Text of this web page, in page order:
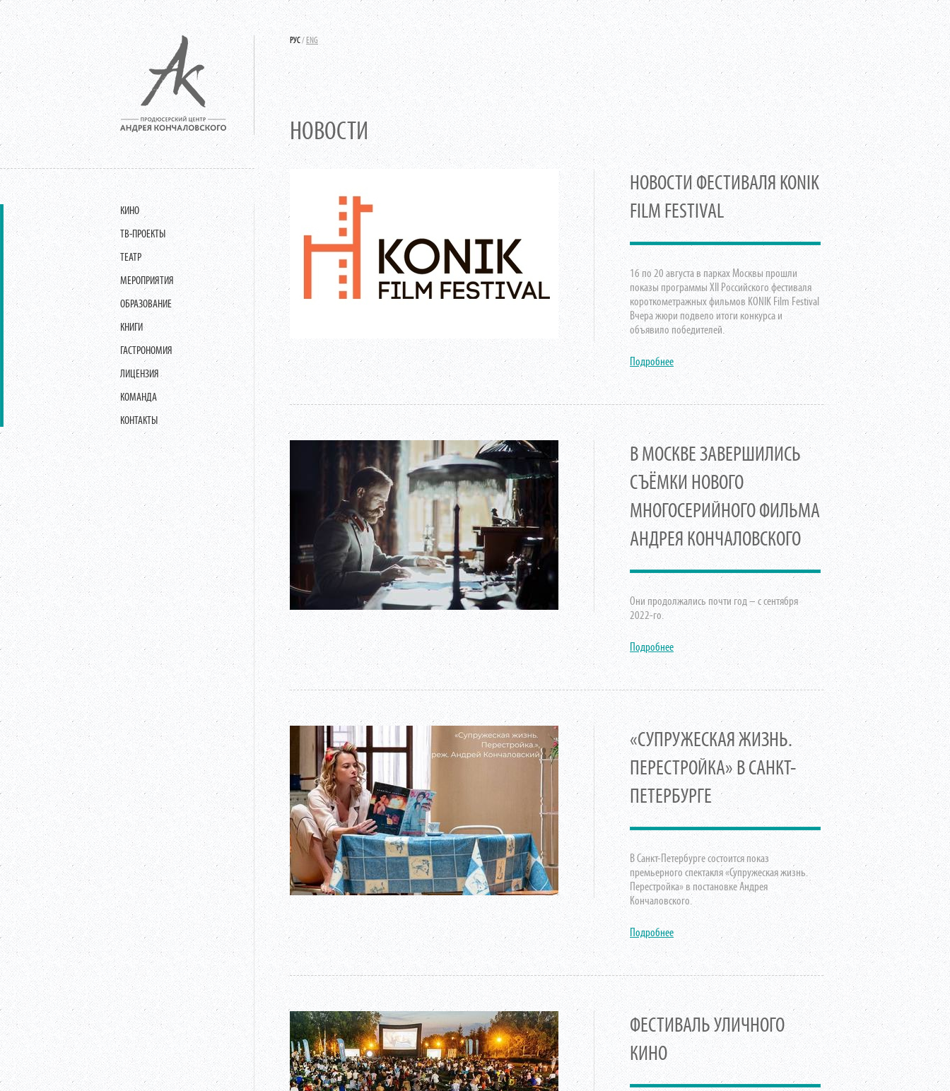
РУС/ENG
НОВОСТИ
КИНО
ТВ-ПРОЕКТЫ
ТЕАТР
МЕРОПРИЯТИЯ
ОБРАЗОВАНИЕ
КНИГИ
ГАСТРОНОМИЯ
ЛИЦЕНЗИЯ
КОМАНДА
КОНТАКТЫ
НОВОСТИ ФЕСТИВАЛЯ KONIK
FILM FESTIVAL
16 по 20 августа в парках Москвы прошли
показы программы XII Российского фестиваля
короткометражных фильмов KONIK Film Festival
Вчера жюри подвело итоги конкурса и
объявило победителей.
Подробнее
В МОСКВЕ ЗАВЕРШИЛИСЬ
СЪЁМКИ НОВОГО
МНОГОСЕРИЙНОГО ФИЛЬМА
АНДРЕЯ КОНЧАЛОВСКОГО
Они продолжались почти год – с сентября
2022-го.
Подробнее
«СУПРУЖЕСКАЯ ЖИЗНЬ.
ПЕРЕСТРОЙКА» В САНКТ-
ПЕТЕРБУРГЕ
В Санкт-Петербурге состоится показ
премьерного спектакля «Супружеская жизнь.
Перестройка» в постановке Андрея
Кончаловского.
Подробнее
ФЕСТИВАЛЬ УЛИЧНОГО
КИНО